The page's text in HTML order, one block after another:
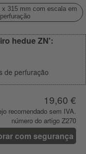
x 315 mm com escala em
hedue ZN':
de perfuração
de perfuração
de perfuração
escala em mm tipo A e
19,60 €
recomendado sem IVA.
número do artigo Z270
com segurança